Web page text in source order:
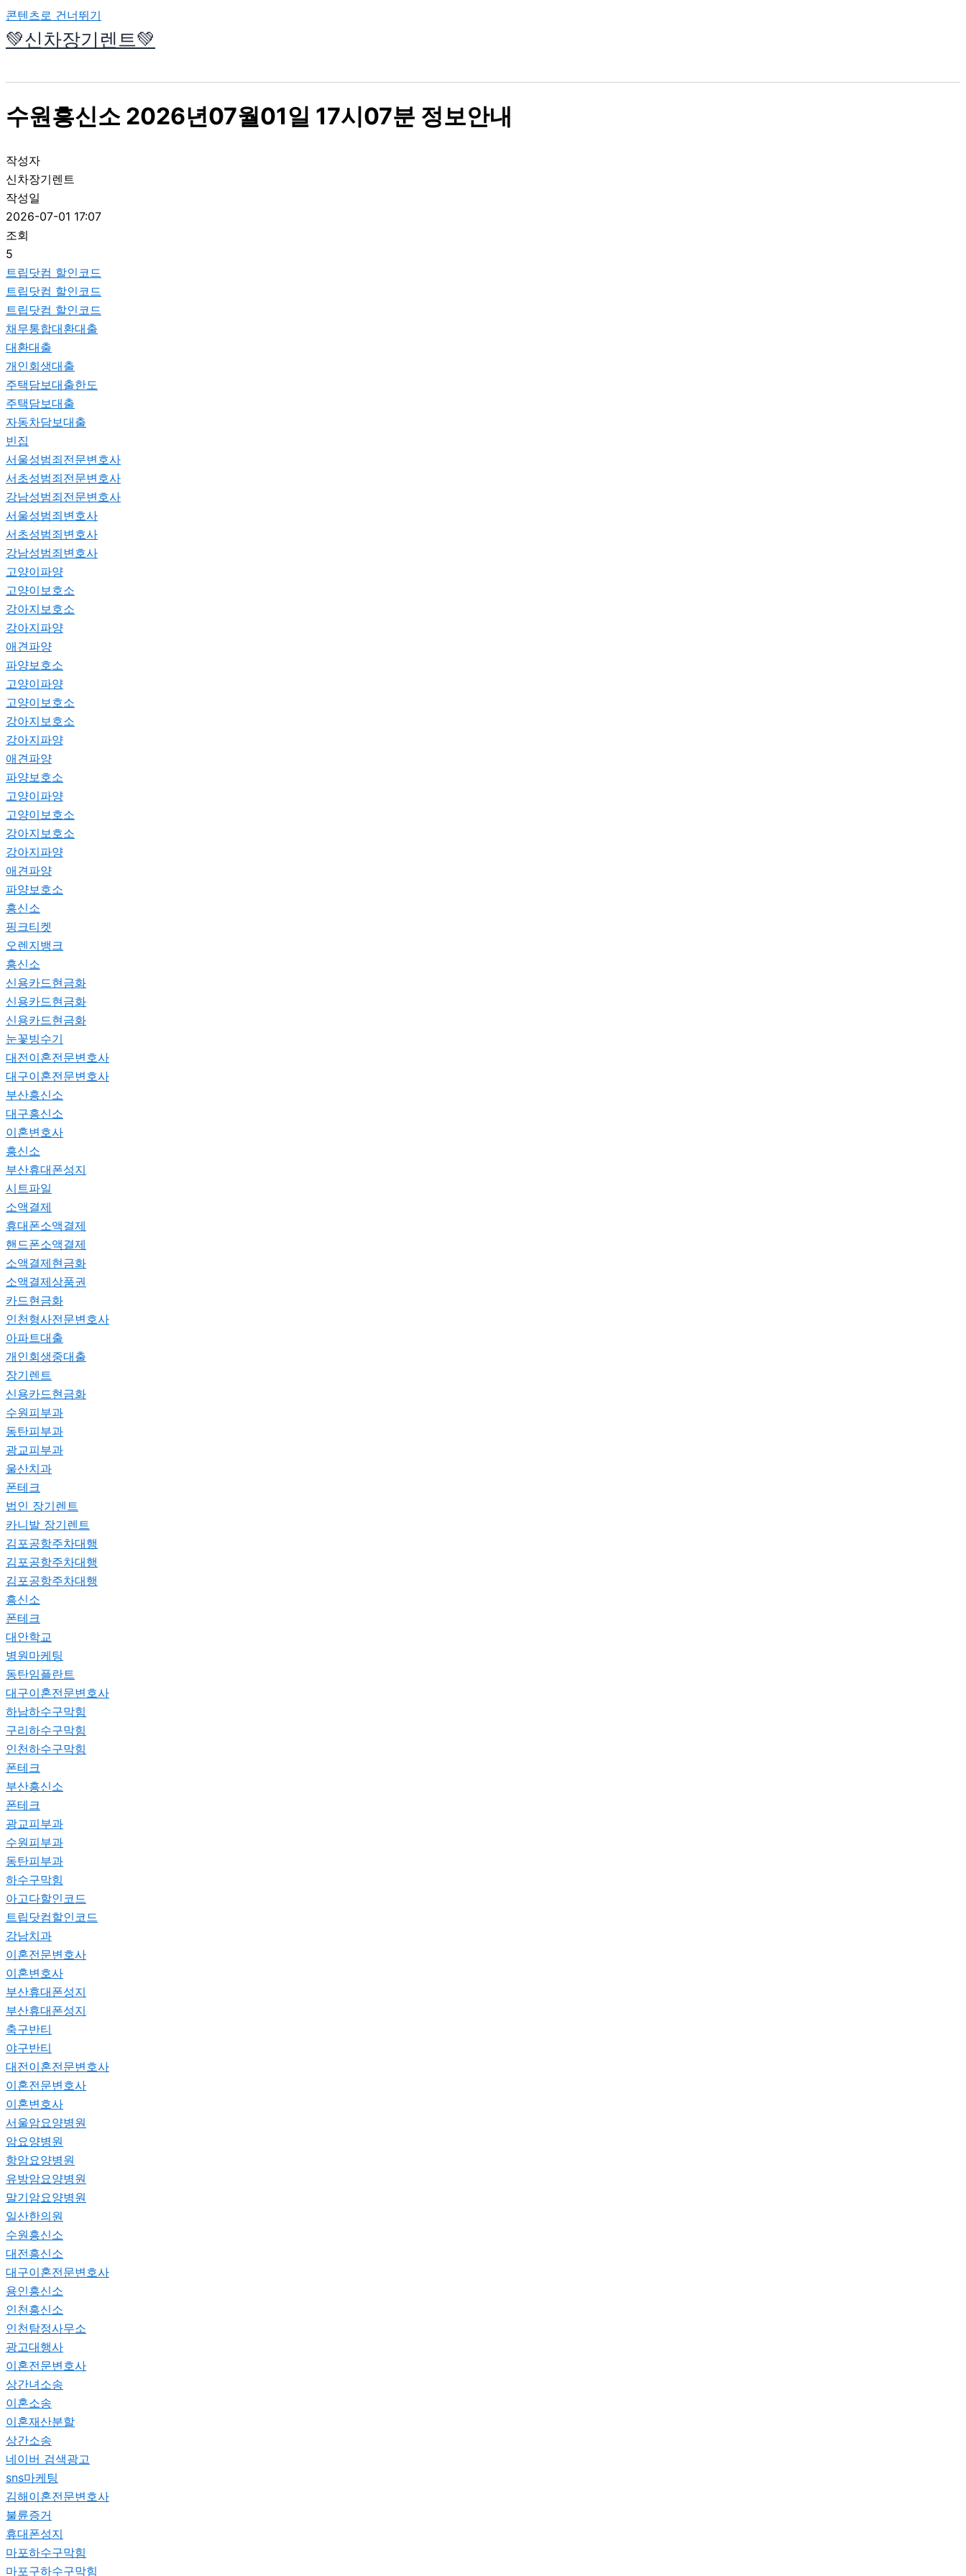
콘텐츠로 건너뛰기
💚신차장기렌트💚
수원흥신소 2026년07월01일 17시07분 정보안내
작성자
신차장기렌트
작성일
2026-07-01 17:07
조회
5
트립닷컴 할인코드
트립닷컴 할인코드
트립닷컴 할인코드
채무통합대환대출
대환대출
개인회생대출
주택담보대출한도
주택담보대출
자동차담보대출
빈집
서울성범죄전문변호사
서초성범죄전문변호사
강남성범죄전문변호사
서울성범죄변호사
서초성범죄변호사
강남성범죄변호사
고양이파양
고양이보호소
강아지보호소
강아지파양
애견파양
파양보호소
고양이파양
고양이보호소
강아지보호소
강아지파양
애견파양
파양보호소
고양이파양
고양이보호소
강아지보호소
강아지파양
애견파양
파양보호소
흥신소
핑크티켓
오렌지뱅크
흥신소
신용카드현금화
신용카드현금화
신용카드현금화
눈꽃빙수기
대전이혼전문변호사
대구이혼전문변호사
부산흥신소
대구흥신소
이혼변호사
흥신소
부산휴대폰성지
시트파일
소액결제
휴대폰소액결제
핸드폰소액결제
소액결제현금화
소액결제상품권
카드현금화
인천형사전문변호사
아파트대출
개인회생중대출
장기렌트
신용카드현금화
수원피부과
동탄피부과
광교피부과
울산치과
폰테크
법인 장기렌트
카니발 장기렌트
김포공항주차대행
김포공항주차대행
김포공항주차대행
흥신소
폰테크
대안학교
병원마케팅
동탄임플란트
대구이혼전문변호사
하남하수구막힘
구리하수구막힘
인천하수구막힘
폰테크
부산흥신소
폰테크
광교피부과
수원피부과
동탄피부과
하수구막힘
아고다할인코드
트립닷컴할인코드
강남치과
이혼전문변호사
이혼변호사
부산휴대폰성지
부산휴대폰성지
축구반티
야구반티
대전이혼전문변호사
이혼전문변호사
이혼변호사
서울암요양병원
암요양병원
항암요양병원
유방암요양병원
말기암요양병원
일산한의원
수원흥신소
대전흥신소
대구이혼전문변호사
용인흥신소
인천흥신소
인천탐정사무소
광고대행사
이혼전문변호사
상간녀소송
이혼소송
이혼재산분할
상간소송
네이버 검색광고
sns마케팅
김해이혼전문변호사
불륜증거
휴대폰성지
마포하수구막힘
마포구하수구막힘